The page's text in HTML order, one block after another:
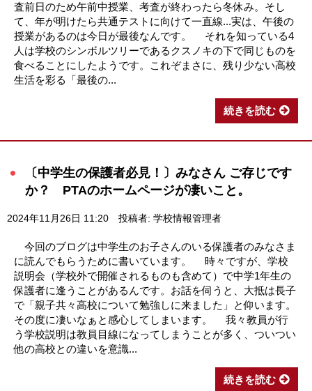
査前日のため午前中授業、考査が終わったら冬休み。そし
て、年が明けたら共通テストに向けて一直線...実は、午後の
授業があるのは今日が最後なんです。 それを知っている4
人は学校のシンボルツリーであるクスノキの下で同じものを
食べることにしたようです。これぞまさに、残り少ない高校
生活を彩る「最後の...
続きを読む
〔中学生の保護者必見！〕みなさん ご存じです
か？ PTAのホームページが凄いこと。
2024年11月26日 11:20 投稿者: 学校情報管理者
今回のブログは中学生のお子さんのいる保護者のみなさま
に読んでもらうために書いています。 時々ですが、学校
説明会（学校外で開催されるものも含めて）で中学1年生の
保護者に逢うことがあるんです。お話を伺うと、大抵は長子
で「親子共々高校について勉強しに来ました」と仰います。
その度に凄いなぁと感心してしまいます。 我々教員が行
う学校説明は教員目線になってしまうことが多く、ついつい
他の高校との違いを意識...
続きを読む